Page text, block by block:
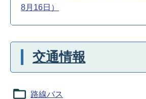
8月16日）
交通情報
路線バス